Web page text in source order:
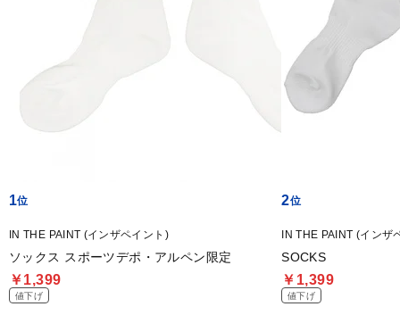
1
IN THE PAINT (インザペイント)
ソックス スポーツデポ・アルペン限定
￥1,399
値下げ
2
IN THE PAINT (インザ
SOCKS
￥1,399
値下げ